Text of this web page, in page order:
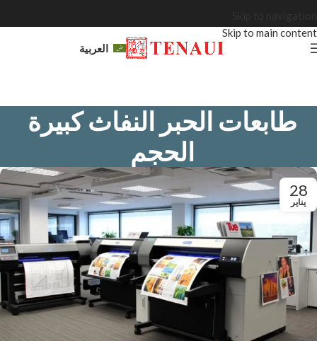
Skip to main content
العربية
طابعات الحبر النفاث كبيرة
الحجم
28
يناير